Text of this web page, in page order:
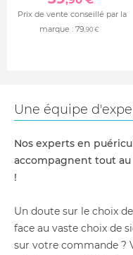
Prix de vente conseillé par la
marque : 79,90 €
Une équipe
Nos experts en
accompagnent tout
!
Un doute sur le choix
face au vaste choix de
sur votre commande ?